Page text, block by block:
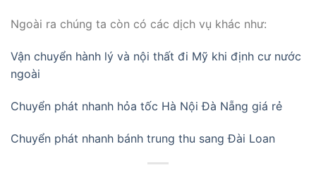
Ngoài ra chúng ta còn có các dịch vụ khác như:
Vận chuyển hành lý và nội thất đi Mỹ khi định cư nước
ngoài
Chuyển phát nhanh hỏa tốc Hà Nội Đà Nẵng giá rẻ
Chuyển phát nhanh bánh trung thu sang Đài Loan